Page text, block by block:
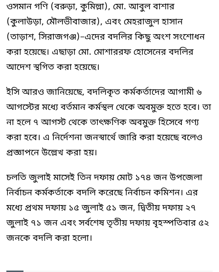
ওসমান গণি (বরুড়া, কুমিল্লা), মো. আবুল বাশার
(কুলাউড়া, মৌলভীবাজার), এবং মেহরাজুল হাসান
(তাড়াশ, সিরাজগঞ্জ)–এদের বদলির কিছু অংশ সংশোধন
করা হয়েছে। এছাড়া মো. মোশাররফ হোসেনের বদলির
আদেশ স্থগিত করা হয়েছে।
ইসি আরও জানিয়েছে, বদলিকৃত কর্মকর্তাদের আগামী ৬
আগস্টের মধ্যে বর্তমান কর্মস্থল থেকে অবমুক্ত হতে হবে। তা
না হলে ৭ আগস্ট থেকে তাৎক্ষণিক অবমুক্ত হিসেবে গণ্য
করা হবে। এ নির্দেশনা জনস্বার্থে জারি করা হয়েছে বলেও
প্রজ্ঞাপনে উল্লেখ করা হয়।
চলতি জুলাই মাসেই তিন দফায় মোট ১৭৪ জন উপজেলা
নির্বাচন কর্মকর্তাকে বদলি করেছে নির্বাচন কমিশন। এর
মধ্যে প্রথম দফায় ১৫ জুলাই ৫১ জন, দ্বিতীয় দফায় ২৭
জুলাই ৭১ জন এবং সর্বশেষ তৃতীয় দফায় বৃহস্পতিবার ৫২
জনকে বদলি করা হলো।